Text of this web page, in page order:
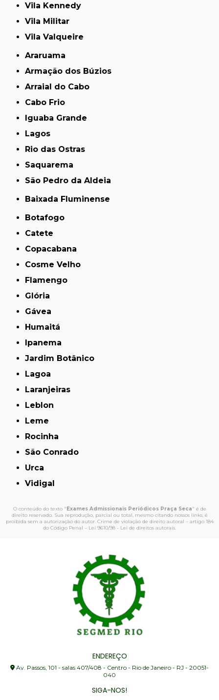
Vila Kennedy
Vila Militar
Vila Valqueire
Araruama
Armação dos Búzios
Arraial do Cabo
Cabo Frio
Iguaba Grande
Lagos
Rio das Ostras
Saquarema
São Pedro da Aldeia
Baixada Fluminense
Botafogo
Catete
Copacabana
Cosme Velho
Flamengo
Glória
Gávea
Humaitá
Ipanema
Jardim Botânico
Lagoa
Laranjeiras
Leblon
Leme
Rocinha
São Conrado
Urca
Vidigal
O conteúdo do texto "Exames Admissionais Periódicos Praça Seca" é de
direito reservado. Sua reprodução, parcial ou total, mesmo citando nossos links, é
proibida sem a autorização do autor. Crime de violação de direito autoral – artigo 184
do Código Penal – Lei 9610/98 - Lei de direitos autorais.
ENDEREÇO
Av. Passos, 101 - salas 407/408 - Centro - Rio de Janeiro - RJ - 20051-
040
SIGA-NOS!